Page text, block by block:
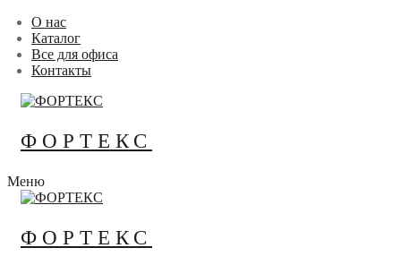
Перейти
содержимому
Меню
Закрыть
О нас
Каталог
Все для офиса
Контакты
ФОРТЕКС
Меню
ФОРТЕКС